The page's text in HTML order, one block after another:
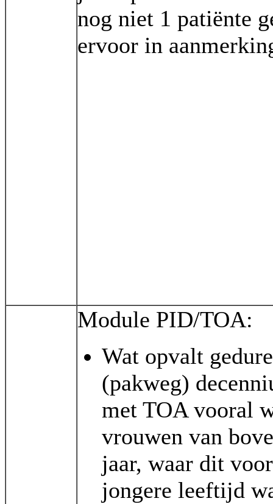
nog niet 1 patiënte
ervoor in
Module PID/TOA:
Wat opvalt
(pakweg)
met TOA vooral
vrouwen van
jaar, waar dit
jongere leeftijd